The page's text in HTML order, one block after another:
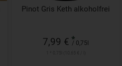
Pinot Gris Keth alkoholfrei
7,99 € *
/ 0,75l